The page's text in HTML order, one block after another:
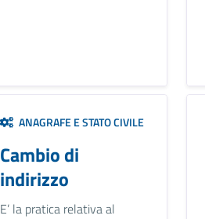
ANAGRAFE E STATO CIVILE
Cambio di
indirizzo
E’ la pratica relativa al